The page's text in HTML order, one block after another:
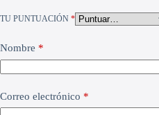
TU PUNTUACIÓN *
Nombre *
Correo electrónico *